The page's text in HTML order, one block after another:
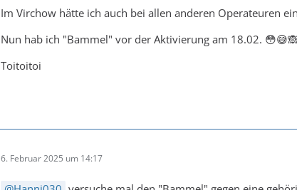
Im Virchow hätte ich auch bei allen anderen Operateuren
Nun hab ich "Bammel" vor der Aktivierung am 18.02.
Toitoitoi
6. Februar 2025 um 14:17